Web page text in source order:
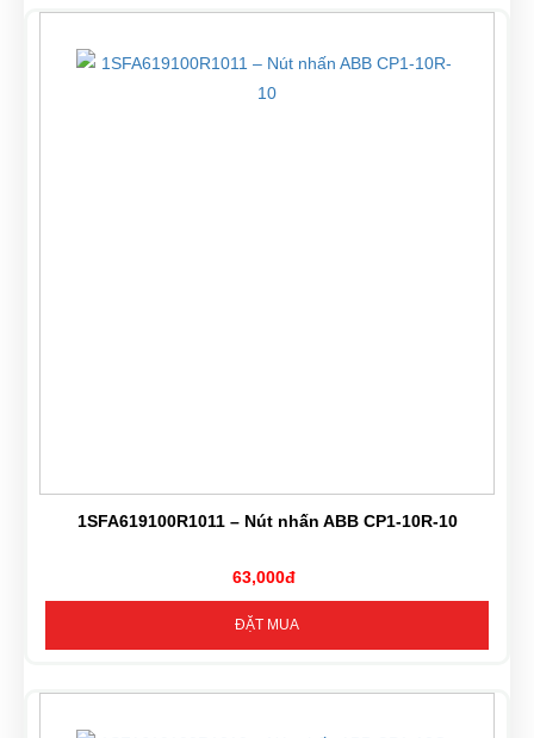
1SFA619100R1011 – Nút nhấn ABB CP1-10R-10
63,000đ
ĐẶT MUA